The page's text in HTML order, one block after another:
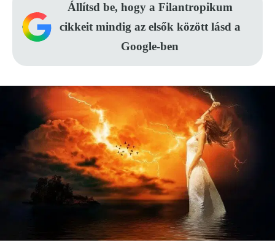
Állítsd be, hogy a Filantropikum
cikkeit mindig az elsők között lásd a
Google-ben